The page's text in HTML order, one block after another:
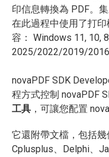
印信息轉換為 PDF。
在此過程中使用了打
容： Windows 11, 10,
2025/2022/2019/
novaPDF SDK
程方式控制 novaPDF
工具 ，可讓您配置
它還附帶文檔，包括幾
Cplusplus、Delphi、